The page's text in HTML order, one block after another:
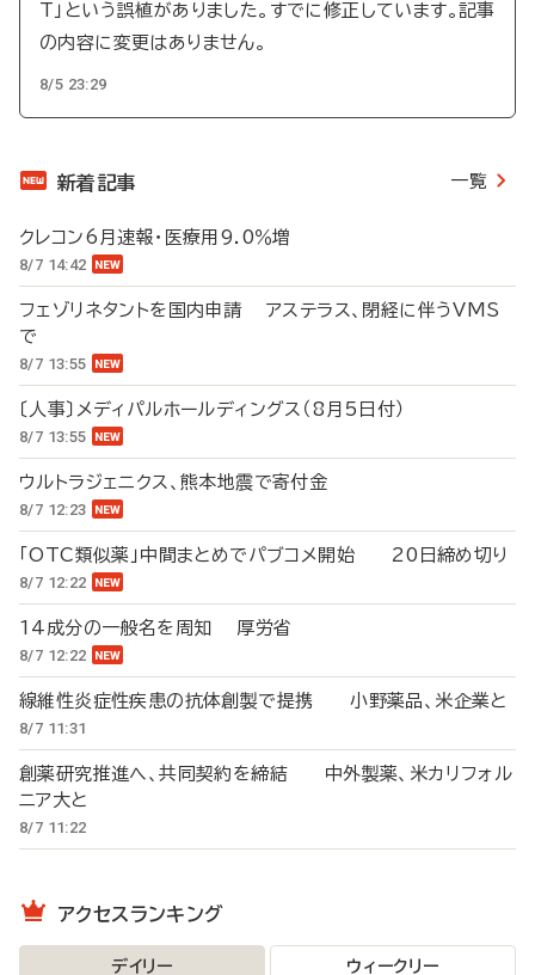
T」という誤植がありました。すでに修正しています。記事
の内容に変更はありません。
8/5 23:29
新着記事 一覧
クレコン6月速報・医療用9.0％増
8/7 14:42
フェゾリネタントを国内申請 アステラス、閉経に伴うVMS
で
8/7 13:55
〔人事〕メディパルホールディングス（8月5日付）
8/7 13:55
ウルトラジェニクス、熊本地震で寄付金
8/7 12:23
「OTC類似薬」中間まとめでパブコメ開始 20日締め切り
8/7 12:22
14成分の一般名を周知 厚労省
8/7 12:22
線維性炎症性疾患の抗体創製で提携 小野薬品、米企業と
8/7 11:31
創薬研究推進へ、共同契約を締結 中外製薬、米カリフォル
ニア大と
8/7 11:22
アクセスランキング
デイリー ウィークリー